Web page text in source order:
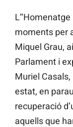
moments per
Miquel Grau,
Parlament i
Muriel
estat, en
recuperació
aquells que